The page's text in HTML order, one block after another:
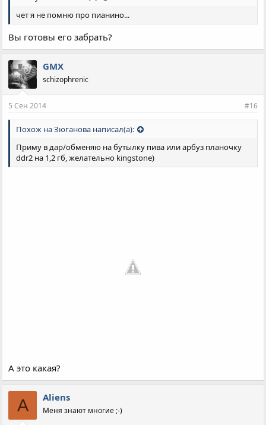
чет я не помню про пианино...
Вы готовы его забрать?
GMX
schizophrenic
5 Сен 2014 #16
Похож на Зюганова написал(а):
Приму в дар/обменяю на бутылку пива или арбуз планочку
ddr2 на 1,2 гб, желательно kingstone)
А это какая?
A Aliens
Меня знают многие ;-)